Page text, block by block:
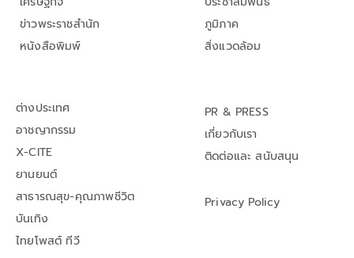
ข่าวพระราชสำนัก
หนังสือพิมพ์
ภูมิภาค
สิ่งแวดล้อม
ต่างประเทศ
อาชญากรรม
X-CITE
ยานยนต์
สาธารณสุข-คุณภาพชีวิต
บันเทิง
ไทยโพสต์ ทีวี
PR & PRESS
เกี่ยวกับเรา
ติดต่อและ สนับสนุน
Privacy Policy